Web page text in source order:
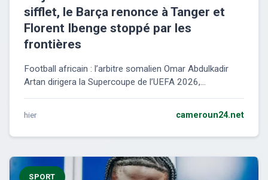
sifflet, le Barça renonce à Tanger et
Florent Ibenge stoppé par les
frontières
Football africain : l’arbitre somalien Omar Abdulkadir
Artan dirigera la Supercoupe de l’UEFA 2026,...
hier cameroun24.net
SPORT